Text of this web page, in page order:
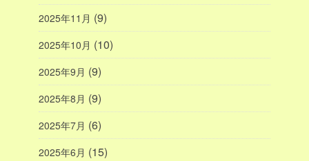
2025年11月 (9)
2025年10月 (10)
2025年9月 (9)
2025年8月 (9)
2025年7月 (6)
2025年6月 (15)